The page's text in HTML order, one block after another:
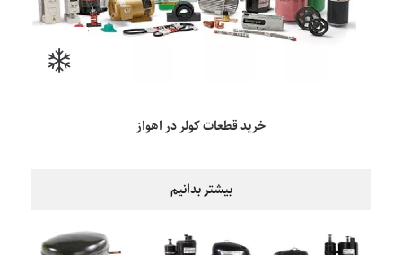
خرید قطعات کولر در اهواز
بیشتر بدانیم